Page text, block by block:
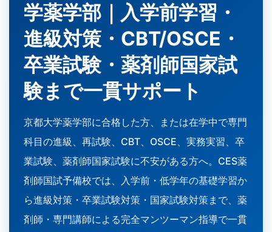
学薬学部｜入学前学習・
進級対策・CBT/OSCE・
卒業試験・薬剤師国家試
験まで一貫サポート
京都大学薬学部に合格した方、または在学中で専門
科目の進級、再試験、CBT、OSCE、実務実習、卒
業試験、薬剤師国家試験に不安がある方へ。CES薬
剤師国試予備校では、入学前・低学年の基礎学習か
ら進級対策・卒業試験対策・国家試験対策まで、薬
剤師・専門講師による完全マンツーマン指導で一貫